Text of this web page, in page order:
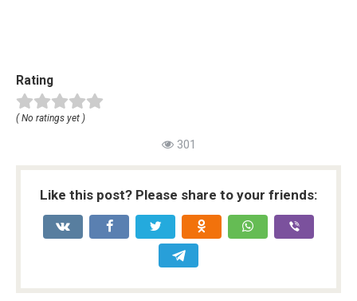
Rating
( No ratings yet )
301
Like this post? Please share to your friends: